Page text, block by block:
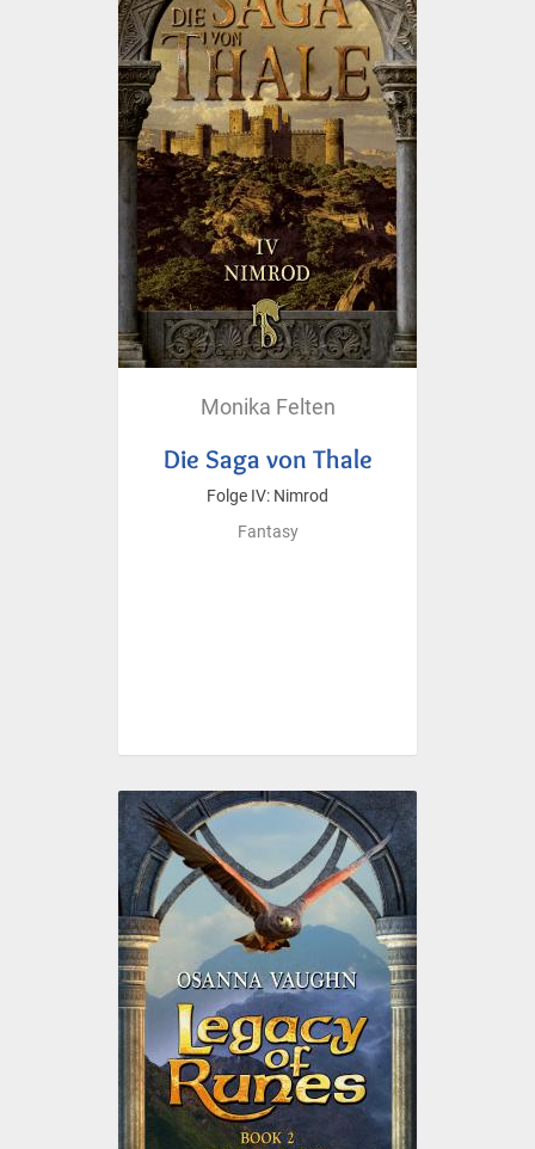
Monika Felten
Die Saga von Thale
Folge IV: Nimrod
Fantasy